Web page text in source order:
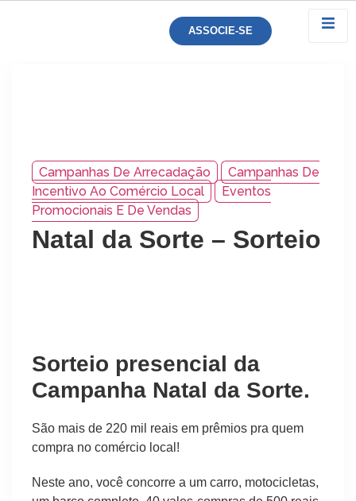
ASSOCIE-SE
Campanhas De Arrecadação
Campanhas De
Incentivo Ao Comércio Local
Eventos
Promocionais E De Vendas
Natal da Sorte – Sorteio
Sorteio presencial da
Campanha Natal da Sorte.
São mais de 220 mil reais em prêmios pra quem
compra no comércio local!
Neste ano, você concorre a um carro, motocicletas,